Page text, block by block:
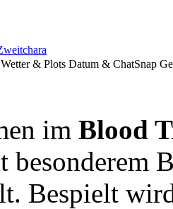
Wetter & Plots Datum & ChatSnap
im Blood
besonderem
Bespielt